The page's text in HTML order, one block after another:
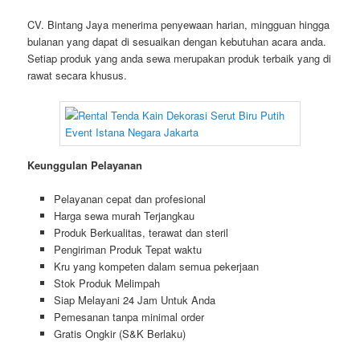
CV. Bintang Jaya menerima penyewaan harian, mingguan hingga
bulanan yang dapat di sesuaikan dengan kebutuhan acara anda.
Setiap produk yang anda sewa merupakan produk terbaik yang di
rawat secara khusus.
Keunggulan Pelayanan
Pelayanan cepat dan profesional
Harga sewa murah Terjangkau
Produk Berkualitas, terawat dan steril
Pengiriman Produk Tepat waktu
Kru yang kompeten dalam semua pekerjaan
Stok Produk Melimpah
Siap Melayani 24 Jam Untuk Anda
Pemesanan tanpa minimal order
Gratis Ongkir (S&K Berlaku)